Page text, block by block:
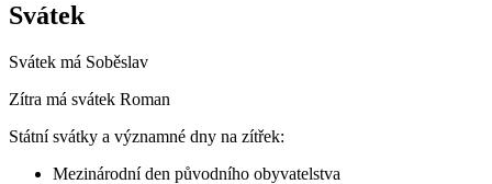
Svátek
Svátek má Soběslav
Zítra má svátek Roman
Státní svátky a významné dny na zítřek:
Mezinárodní den původního obyvatelstva